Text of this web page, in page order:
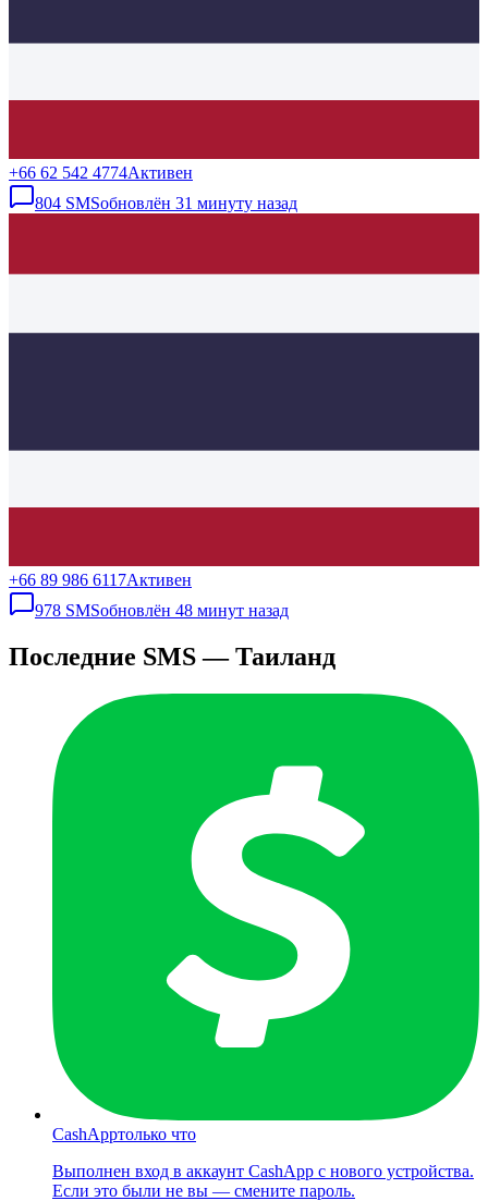
+66 62 542 4774Активен
804 SMSобновлён 31 минуту назад
+66 89 986 6117Активен
978 SMSобновлён 48 минут назад
Последние SMS — Таиланд
CashAppтолько что
Выполнен вход в аккаунт CashApp с нового устройства.
Если это были не вы — смените пароль.